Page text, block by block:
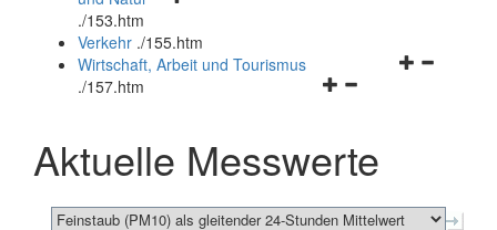
und
schließen
./153.htm
Verkehr ./155.htm
Navigationsmenü
schließen
Wirtschaft, Arbeit und Tourismus
./157.htm
Aktuelle Messwerte